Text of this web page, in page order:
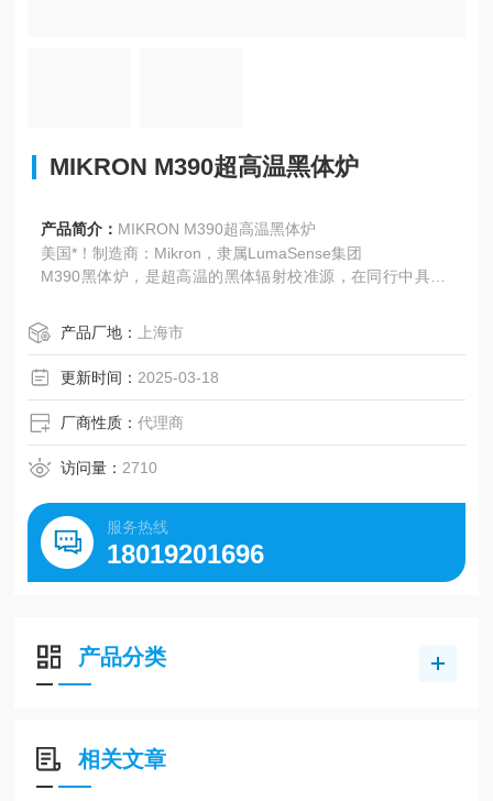
MIKRON M390超高温黑体炉
产品简介： MIKRON M390超高温黑体炉
美国*！制造商：Mikron，隶属LumaSense集团
M390黑体炉，是超高温的黑体辐射校准源，在同行中具有*
产品厂地：
上海市
更新时间： 2025-03-18
厂商性质：代理商
访问量： 2710
服务热线
18019201696
产品分类
相关文章